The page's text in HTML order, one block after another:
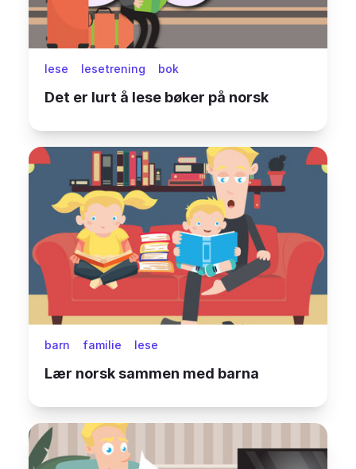
lese lesetrening bok
Det er lurt å lese bøker på norsk
barn familie lese
Lær norsk sammen med barna